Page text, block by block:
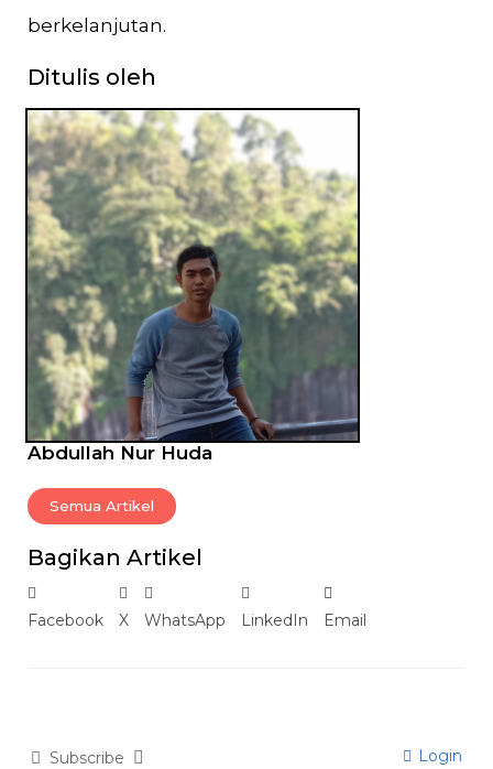
berkelanjutan.
Ditulis oleh
Abdullah Nur Huda
Semua Artikel
Bagikan Artikel
Facebook X WhatsApp LinkedIn Email
Subscribe Login